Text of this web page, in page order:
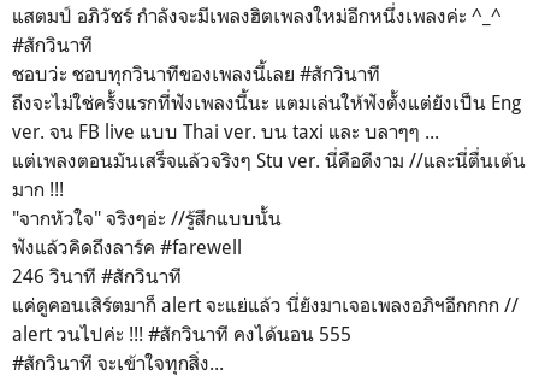
แสตมป์ อภิวัชร์ กำลังจะมีเพลงฮิตเพลงใหม่อีกหนึ่งเพลงค่ะ ^_^
#สักวินาที
ชอบว่ะ ชอบทุกวินาทีของเพลงนี้เลย #สักวินาที
ถึงจะไม่ใช่ครั้งแรกที่ฟังเพลงนี้นะ แตมเล่นให้ฟังตั้งแต่ยังเป็น Eng
ver. จน FB live แบบ Thai ver. บน taxi และ บลาๆๆ ...
แต่เพลงตอนมันเสร็จแล้วจริงๆ Stu ver. นี่คือดีงาม //และนี่ตื่นเต้น
มาก !!!
"จากหัวใจ" จริงๆอ่ะ //รู้สึกแบบนั้น
ฟังแล้วคิดถึงลาร์ค #farewell
246 วินาที #สักวินาที
แค่ดูคอนเสิร์ตมาก็ alert จะแย่แล้ว นี่ยังมาเจอเพลงอภิฯอีกกกก //
alert วนไปค่ะ !!! #สักวินาที คงได้นอน 555
#สักวินาที จะเข้าใจทุกสิ่ง...